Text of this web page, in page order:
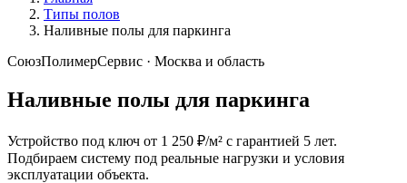
Типы полов
Наливные полы для паркинга
СоюзПолимерСервис · Москва и область
Наливные полы для паркинга
Устройство под ключ от 1 250 ₽/м² с гарантией 5 лет.
Подбираем систему под реальные нагрузки и условия
эксплуатации объекта.